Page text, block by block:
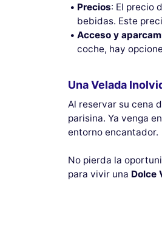
Precios: El precio
bebidas. Este
Acceso y
coche, hay
Una Velada
Al reservar su cena
parisina. Ya venga
entorno encantador.
No pierda la
para vivir una Dolce